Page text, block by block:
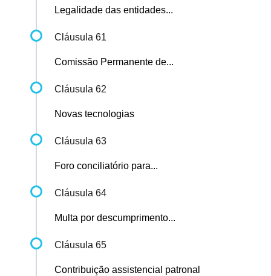
Legalidade das entidades...
Cláusula 61
Comissão Permanente de...
Cláusula 62
Novas tecnologias
Cláusula 63
Foro conciliatório para...
Cláusula 64
Multa por descumprimento...
Cláusula 65
Contribuição assistencial patronal